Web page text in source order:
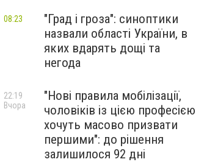
"Град і гроза": синоптики
назвали області України, в
яких вдарять дощі та
негода
08:23
"Нові правила мобілізації,
чоловіків із цією професією
хочуть масово призвати
першими": до рішення
залишилося 92 дні
22:19
Вчора